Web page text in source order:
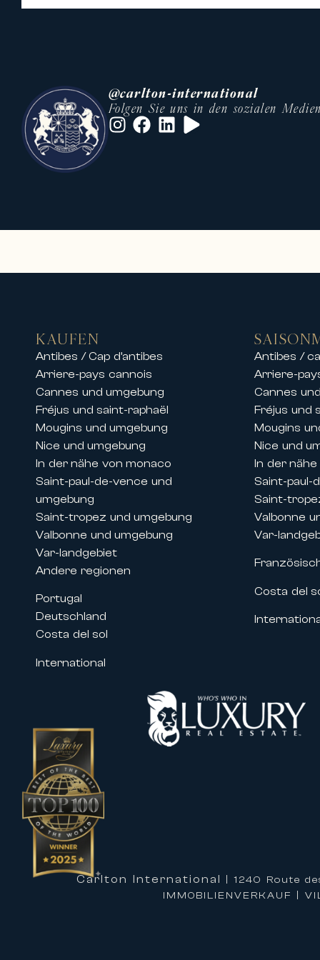
• Einem internationalen
• Fundierter Kenntnis lokaler und
Ob Sie eine außergewöhnliche
eine Prestige-Residenz mieten
realisieren.
• Private Immobilien in gesicherten
• Hochwertige Apartments im
• Außergewöhnliche Residenzen
Unsere Teams bieten ebenfalls
einen exklusiven Aufenthalt in
Ob für einen Familienurlaub,
bieten Komfort, Eleganz und
Vermietungen während der
Dank ihrer historischen Präsenz
bei großen internationalen
Wir bieten die Vermietung von
wie zum Beispiel:
• MIPIM
• Cannes Lions
• Cannes Yachting Festival
Unsere Immobilien in der Nähe
Fachleuten und Unternehmen,
zugeschnitten ist.
Maßgeschneiderte Betreuung für
Eine Immobilie mit Carlton
hochwertigen Betreuung zu
Unsere Teams unterstützen Sie
Dienstleistungen an:
• Maßgeschneiderte Organisation
• Persönlicher Empfang in Ihrer
• Transfers, Chauffeurdienste
@carlton-international
Folgen Sie uns in den sozialen Medien
KAUFEN
Antibes / Cap d’antibes
Arriere-pays cannois
Cannes und umgebung
Fréjus und saint-raphaël
Mougins und umgebung
Nice und umgebung
In der nähe von monaco
Saint-paul-de-vence und
umgebung
Saint-tropez und umgebung
Valbonne und umgebung
Var-landgebiet
Andere regionen
Portugal
Deutschland
Costa del sol
International
Antibes /
Arriere-
Cannes
Fréjus und
Mougins
Nice und
In der
Saint-paul-
Saint-
Valbonne
Var-
Costa del
Carlton International | 1240 Route
IMMOBILIENVERKAUF |